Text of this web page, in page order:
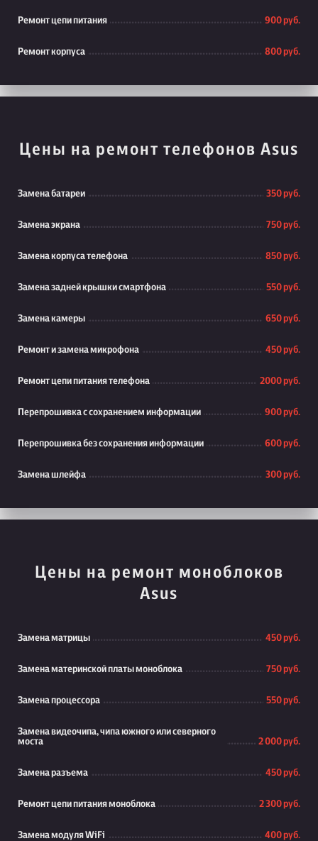
Ремонт цепи питания 900 руб.
Ремонт корпуса 800 руб.
Цены на ремонт телефонов Asus
Замена батареи 350 руб.
Замена экрана 750 руб.
Замена корпуса телефона 850 руб.
Замена задней крышки смартфона 550 руб.
Замена камеры 650 руб.
Ремонт и замена микрофона 450 руб.
Ремонт цепи питания телефона 2000 руб.
Перепрошивка с сохранением информации 900 руб.
Перепрошивка без сохранения информации 600 руб.
Замена шлейфа 300 руб.
Цены на ремонт моноблоков
Asus
Замена матрицы 450 руб.
Замена материнской платы моноблока 750 руб.
Замена процессора 550 руб.
Замена видеочипа, чипа южного или северного
моста
2 000 руб.
Замена разъема 450 руб.
Ремонт цепи питания моноблока 2 300 руб.
Замена модуля WiFi 400 руб.